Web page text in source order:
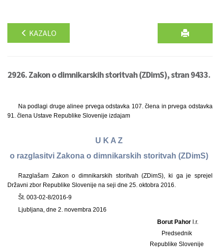
KAZALO
2926. Zakon o dimnikarskih storitvah (ZDimS), stran 9433.
Na podlagi druge alinee prvega odstavka 107. člena in prvega odstavka
91. člena Ustave Republike Slovenije izdajam
U K A Z
o razglasitvi Zakona o dimnikarskih storitvah (ZDimS)
Razglašam Zakon o dimnikarskih storitvah (ZDimS), ki ga je sprejel
Državni zbor Republike Slovenije na seji dne 25. oktobra 2016.
Št. 003-02-8/2016-9
Ljubljana, dne 2. novembra 2016
Borut Pahorl.r.
Predsednik
Republike Slovenije